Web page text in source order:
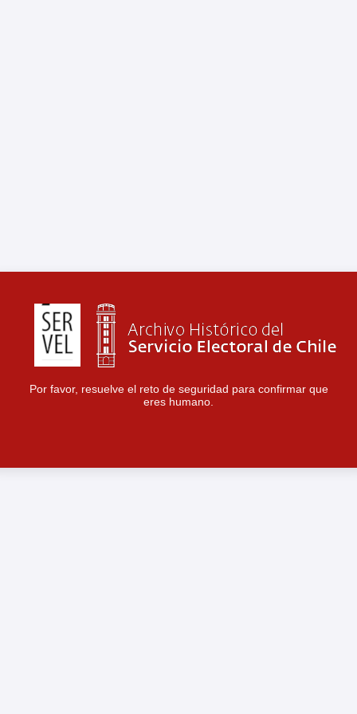
Por favor, resuelve el reto de seguridad para confirmar que
eres humano.